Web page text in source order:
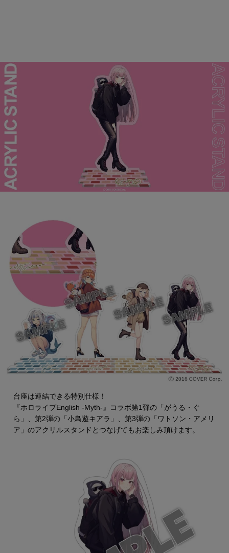
台座は連結できる特別仕様！
『ホロライブEnglish -Myth-』コラボ第1弾の「がうる・ぐ
ら」、第2弾の「小鳥遊キアラ」、第3弾の「ワトソン・アメリ
ア」のアクリルスタンドとつなげてもお楽しみ頂けます。